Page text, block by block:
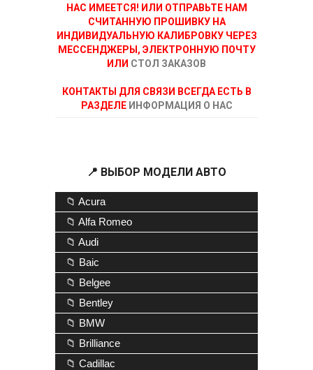
НАС ИМЕЕТСЯ! ИЛИ ОТПРАВЬТЕ НАМ
СЧИТАННУЮ ПРОШИВКУ НА
ИНДИВИДУАЛЬНУЮ КАЛИБРОВКУ ЧЕРЕЗ
МЕССЕНДЖЕРЫ, ЭЛЕКТРОННУЮ ПОЧТУ
ИЛИ СТОЛ ЗАКАЗОВ
КОНТАКТЫ ДЛЯ СВЯЗИ ВСЕГДА ЕСТЬ В
РАЗДЕЛЕ ИНФОРМАЦИЯ О НАС
📍 ВЫБОР МОДЕЛИ АВТО
📁 Acura
📁 Alfa Romeo
📁 Audi
📁 Baic
📁 Belgee
📁 Bentley
📁 BMW
📁 Brilliance
📁 Cadillac